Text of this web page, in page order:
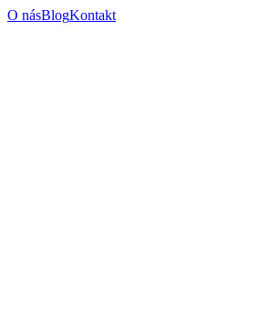
O násBlogKontakt